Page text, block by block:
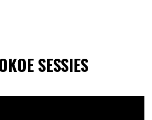
SESSIES